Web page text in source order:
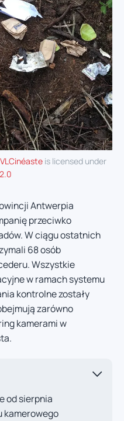
VLCinéasteis licensed under
Antwerpia
przeciwko
W ciągu ostatnich
68 osób
Wszystkie
w ramach systemu
kontrolne zostały
zarówno
kamerami w
od sierpnia
kamerowego